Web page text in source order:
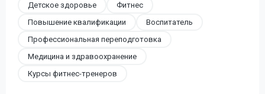
Детское здоровье
Фитнес
Повышение квалификации
Воспитатель
Профессиональная переподготовка
Медицина и здравоохранение
Курсы фитнес-тренеров